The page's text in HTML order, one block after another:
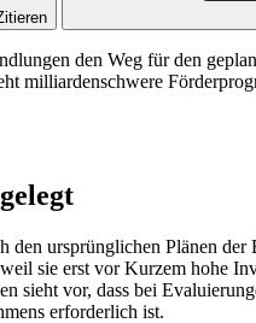
den Weg für den
milliardenschwere
ursprünglichen Plänen
sie erst vor Kurzem hohe
sieht vor, dass bei
erforderlich ist.